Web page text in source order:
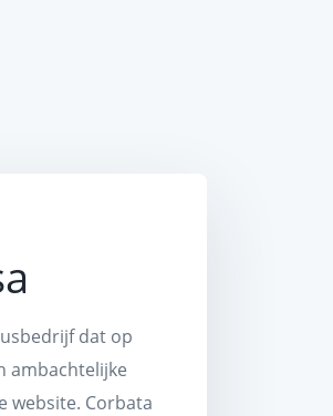
dat op
ambachtelijke
website. Corbata